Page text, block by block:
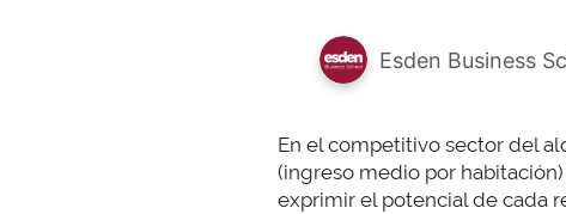
Esden Business
En el competitivo sector del
(ingreso medio por
exprimir el potencial de cada